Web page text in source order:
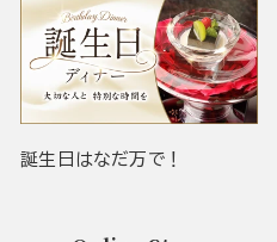
誕生日はなだ万で！